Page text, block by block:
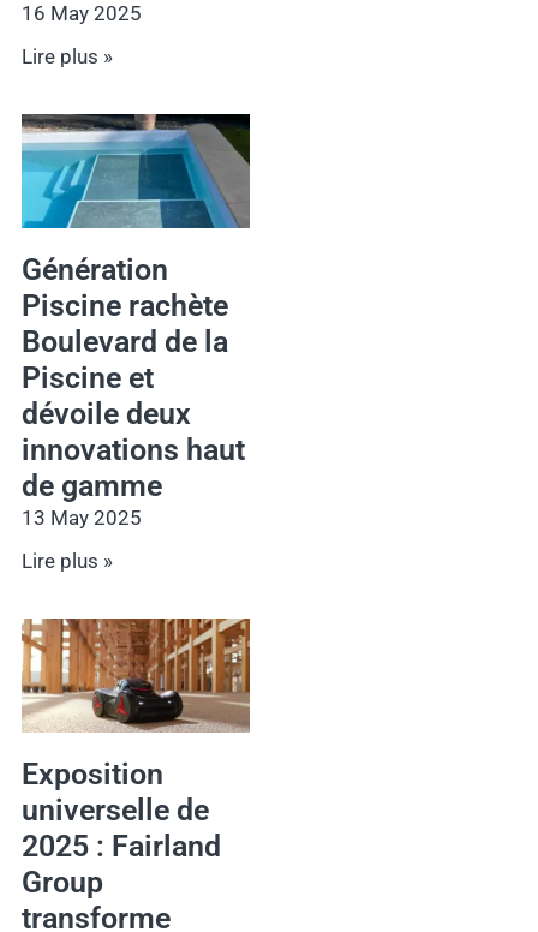
16 May 2025
Lire plus »
Génération
Piscine rachète
Boulevard de la
Piscine et
dévoile deux
innovations haut
de gamme
13 May 2025
Lire plus »
Exposition
universelle de
2025 : Fairland
Group
transforme